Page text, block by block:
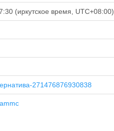
(иркутское время, UTC+08:00)
271476876930838